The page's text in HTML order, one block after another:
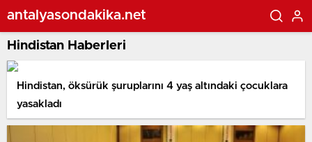
antalyasondakika.net
Hindistan Haberleri
Hindistan, öksürük şuruplarını 4 yaş altındaki çocuklara
yasakladı